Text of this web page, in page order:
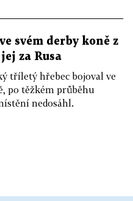
svém derby koně z
za Rusa
tříletý hřebec bojoval ve
po těžkém průběhu
nedosáhl.